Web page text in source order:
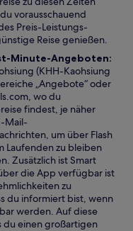
vorausschauend
Preis-Leistungs-
Reise genießen.
Minute-Angeboten:
(KHH-Kaohsiung
„Angebote“ oder
wo du
findest, je näher
Mail-
um über Flash
Laufenden zu bleiben
Zusätzlich ist Smart
die App verfügbar ist
zu
du informiert bist, wenn
werden. Auf diese
du einen großartigen